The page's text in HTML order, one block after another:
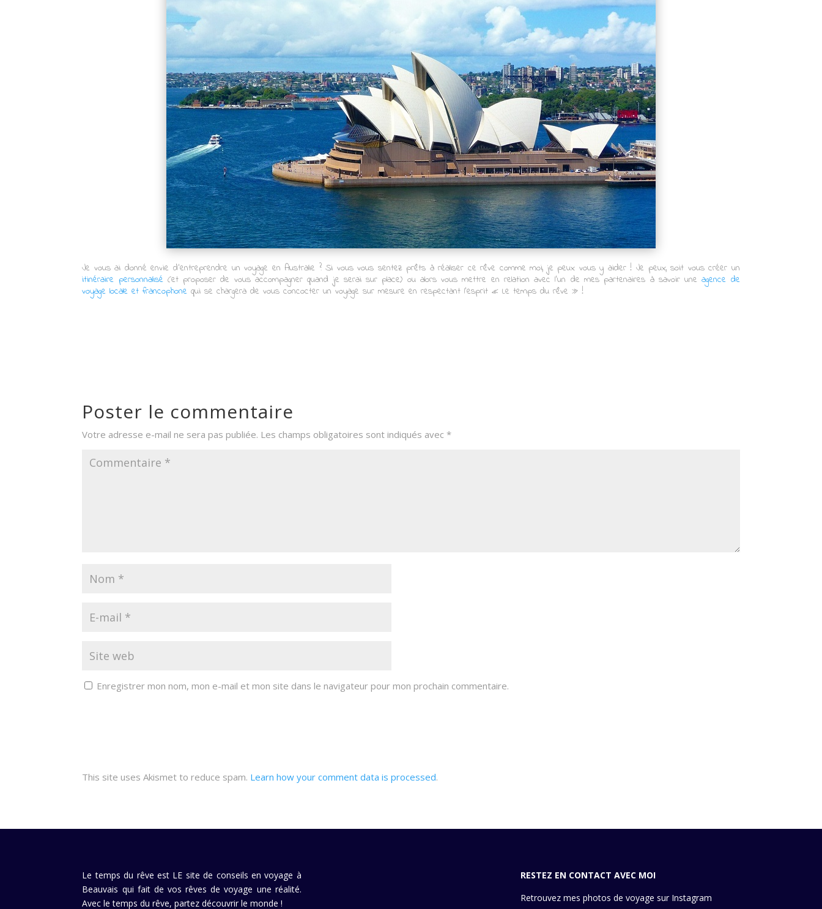
Je vous ai donné envie d’entreprendre un voyage en Australie ? Si vous vous sentez prêts à réaliser ce rêve comme moi, je peux vous y aider ! Je peux, soit vous créer un
itinéraire personnalisé(et proposer de vous accompagner quand je serai sur place) ou alors vous mettre en relation avec l’un de mes partenaires à savoir uneagence de
voyage locale et francophone qui se chargera de vous concocter un voyage sur mesure en respectant l’esprit « Le temps du rêve » !
Poster le commentaire
Votre adresse e-mail ne sera pas publiée. Les champs obligatoires sont indiqués avec *
Enregistrer mon nom, mon e-mail et mon site dans le navigateur pour mon prochain commentaire.
This site uses Akismet to reduce spam. Learn how your comment data is processed.
Le temps du rêve est LE site de conseils en voyage à
Beauvais qui fait de vos rêves de voyage une réalité.
Avec le temps du rêve, partez découvrir le monde !
RESTEZ EN CONTACT AVEC MOI
Retrouvez mes photos de voyage sur Instagram